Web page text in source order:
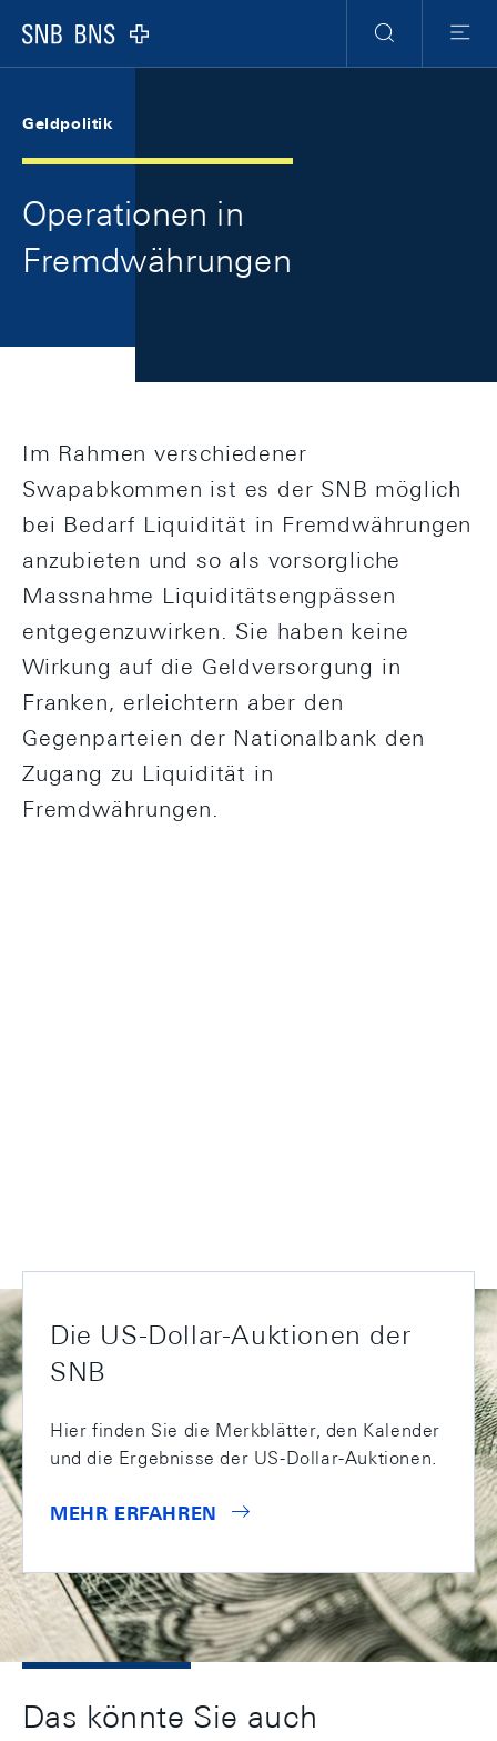
Logo
Suche
Menu
Geldpolitik
Operationen in
Fremdwährungen
Im Rahmen verschiedener
Swapabkommen ist es der SNB möglich
bei Bedarf Liquidität in Fremdwährungen
anzubieten und so als vorsorgliche
Massnahme Liquiditätsengpässen
entgegenzuwirken. Sie haben keine
Wirkung auf die Geldversorgung in
Franken, erleichtern aber den
Gegenparteien der Nationalbank den
Zugang zu Liquidität in
Fremdwährungen.
Die US-Dollar-Auktionen der
SNB
Hier finden Sie die Merkblätter, den Kalender
und die Ergebnisse der US-Dollar-Auktionen.
MEHR ERFAHREN
Das könnte Sie auch